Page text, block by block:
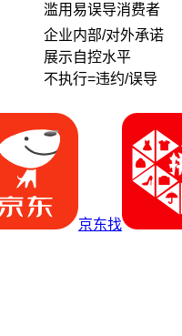
滥用易误导消费者
企业内部/对外承诺
展示自控水平
不执行=违约/误导
京东找